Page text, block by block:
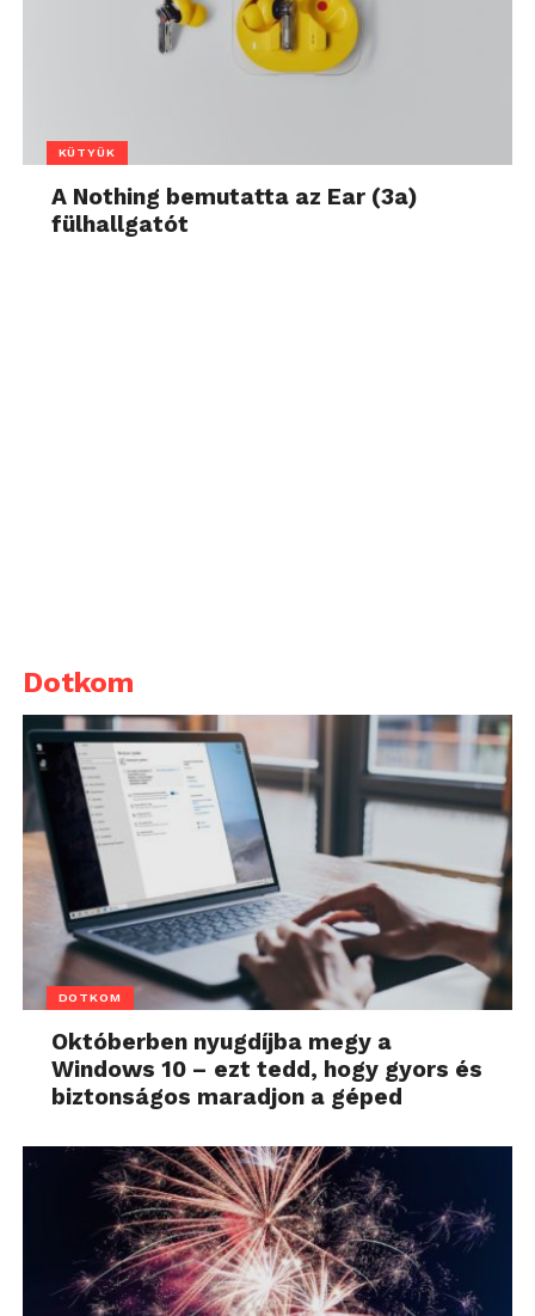
KÜTYÜK
A Nothing bemutatta az Ear (3a)
fülhallgatót
Dotkom
DOTKOM
Októberben nyugdíjba megy a
Windows 10 – ezt tedd, hogy gyors és
biztonságos maradjon a géped